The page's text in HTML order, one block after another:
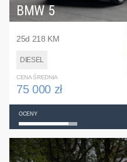
BMW 5
25d 218 KM
DIESEL
CENA ŚREDNIA
75 000 zł
OCENY